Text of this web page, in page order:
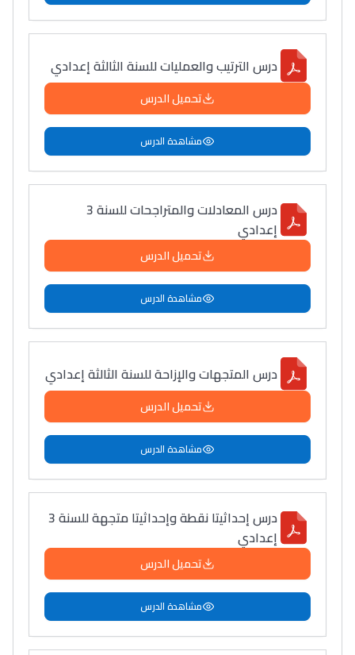
درس الترتيب والعمليات للسنة الثالثة إعدادي
تحميل الدرس
مشاهدة الدرس
درس المعادلات والمتراجحات للسنة 3
إعدادي
تحميل الدرس
مشاهدة الدرس
درس المتجهات والإزاحة للسنة الثالثة إعدادي
تحميل الدرس
مشاهدة الدرس
درس إحداثيتا نقطة وإحداثيتا متجهة للسنة 3
إعدادي
تحميل الدرس
مشاهدة الدرس